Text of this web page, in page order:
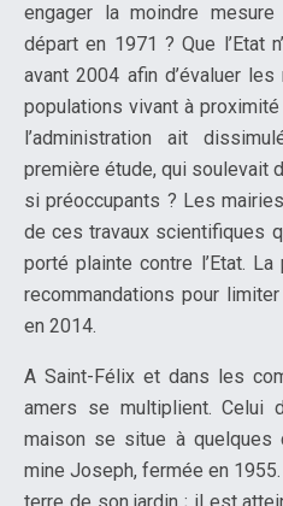
engager la moindre
départ en 1971 ? Que l’Etat
avant 2004 afin d’évaluer
populations vivant à
l’administration ait
première étude, qui soulevait
si préoccupants ? Les
de ces travaux scientifiques
porté plainte contre l’Etat.
recommandations pour
en 2014.
A Saint-Félix et dans les
amers se multiplient. Celui
maison se situe à
mine Joseph, fermée en